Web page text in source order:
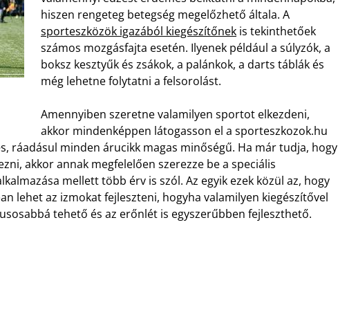
hiszen rengeteg betegség megelőzhető általa. A
sporteszközök igazából kiegészítőnek is tekinthetőek
számos mozgásfajta esetén. Ilyenek például a súlyzók, a
boksz kesztyűk és zsákok, a palánkok, a darts táblák és
még lehetne folytatni a felsorolást.
Amennyiben szeretne valamilyen sportot elkezdeni,
akkor mindenképpen látogasson el a sporteszkozok.hu
ráadásul minden árucikk magas minőségű. Ha már tudja, hogy
akkor annak megfelelően szerezze be a speciális
mellett több érv is szól. Az egyik ezek közül az, hogy
lehet az izmokat fejleszteni, hogyha valamilyen kiegészítővel
tehető és az erőnlét is egyszerűbben fejleszthető.